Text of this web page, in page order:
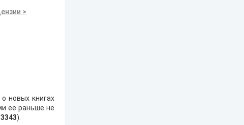
>
новых книгах
ее раньше не
).